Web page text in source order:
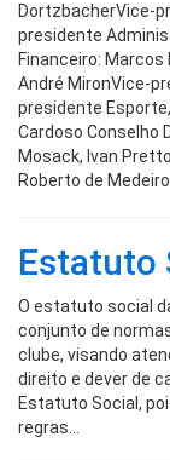
DortzbacherVice-
presidente
Financeiro:
André MironVice-
presidente
Cardoso Conselho
Mosack, Ivan
Roberto de
Estatuto
O estatuto social
conjunto de
clube, visando
direito e dever de
Estatuto Social,
regras…